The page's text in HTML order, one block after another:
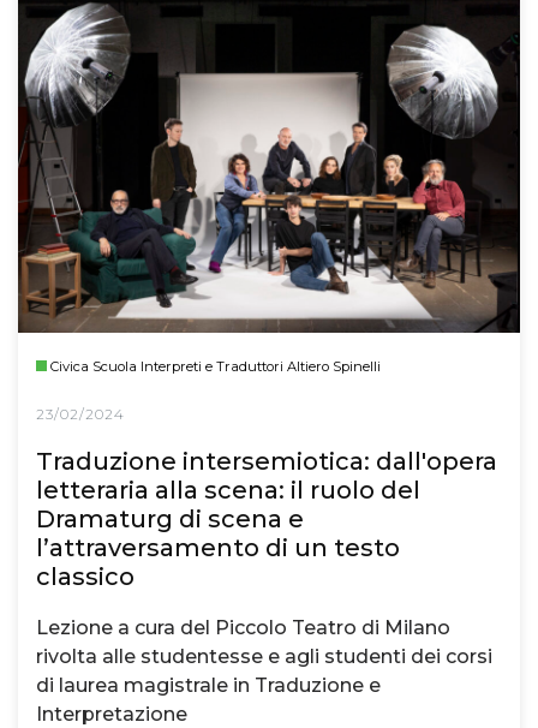
Civica Scuola Interpreti e Traduttori Altiero Spinelli
23/02/2024
Traduzione intersemiotica: dall'opera
letteraria alla scena: il ruolo del
Dramaturg di scena e
l’attraversamento di un testo
classico
Lezione a cura del Piccolo Teatro di Milano
rivolta alle studentesse e agli studenti dei corsi
di laurea magistrale in Traduzione e
Interpretazione